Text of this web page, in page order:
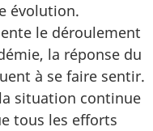
évolution.
le déroulement
la réponse du
à se faire sentir.
situation continue
tous les efforts